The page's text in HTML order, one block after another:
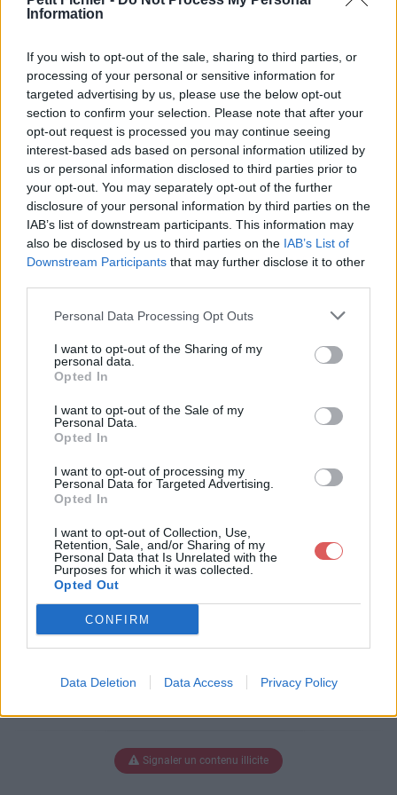
Information
If you wish to opt-out of the sale, sharing to third parties, or
processing of your personal or sensitive information for
targeted advertising by us, please use the below opt-out
section to confirm your selection. Please note that after your
opt-out request is processed you may continue seeing
interest-based ads based on personal information utilized by
us or personal information disclosed to third parties prior to
your opt-out. You may separately opt-out of the further
disclosure of your personal information by third parties on the
IAB’s list of downstream participants. This information may
also be disclosed by us to third parties on the IAB’s List of
Downstream Participants that may further disclose it to other
Personal Data Processing Opt Outs
I want to opt-out of the Sharing of my
personal data.
Opted In
I want to opt-out of the Sale of my
Personal Data.
Opted In
I want to opt-out of processing my
Personal Data for Targeted Advertising.
Opted In
I want to opt-out of Collection, Use,
Retention, Sale, and/or Sharing of my
Personal Data that Is Unrelated with the
Purposes for which it was collected.
Opted Out
CONFIRM
Data Deletion Data Access Privacy Policy
La présente page de téléchargement a été vue 1472 fois depuis
Page de téléchargement
https://www.petit-fichier.fr/2011/01/13/port-usb-texte-brut/
Copier
Partager le fichier Port USB texte
brut.doc sur le Web et les
réseaux sociaux:
Télécharger le fichier Port USB t
exte brut.doc
Télécharger Port USB texte brut.d
Télécharger le fichier (29 Ko)
Signaler un contenu illicite